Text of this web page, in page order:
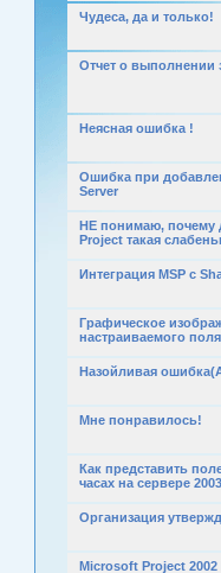
Чудеса, да и только!
Отчет о выполнении
Неясная ошибка !
Ошибка при
Server
НЕ понимаю, почему
Project такая
Интеграция MSP с
Графическое
настраиваемого поля
Назойливая
Мне понравилось!
Как представить
часах на сервере
Организация
Microsoft Project